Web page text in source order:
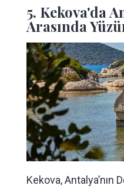
5. Kekova'da
Arasında
Kekova, Antalya’nın